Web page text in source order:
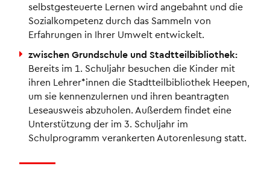
selbstgesteuerte Lernen wird angebahnt und die
Sozialkompetenz durch das Sammeln von
Erfahrungen in Ihrer Umwelt entwickelt.
zwischen Grundschule und Stadtteilbibliothek:
Bereits im 1. Schuljahr besuchen die Kinder mit
ihren Lehrer*innen die Stadtteilbibliothek Heepen,
um sie kennenzulernen und ihren beantragten
Leseausweis abzuholen. Außerdem findet eine
Unterstützung der im 3. Schuljahr im
Schulprogramm verankerten Autorenlesung statt.